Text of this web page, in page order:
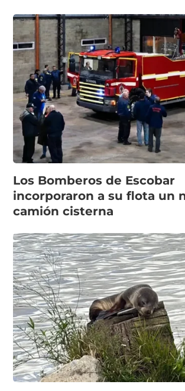
Los Bomberos de Escobar
incorporaron a su flota un
camión cisterna